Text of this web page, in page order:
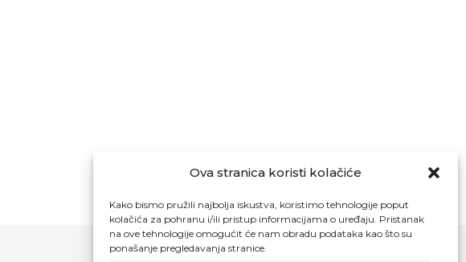
Ova stranica koristi kolačiće
Kako bismo pružili najbolja iskustva, koristimo tehnologije poput
kolačića za pohranu i/ili pristup informacijama o uređaju. Pristanak
na ove tehnologije omogućit će nam obradu podataka kao što su
ponašanje pregledavanja stranice.